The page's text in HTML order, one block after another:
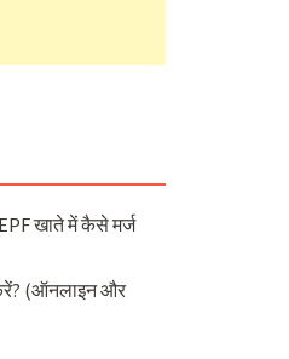
खाते में कैसे मर्ज
(ऑनलाइन और